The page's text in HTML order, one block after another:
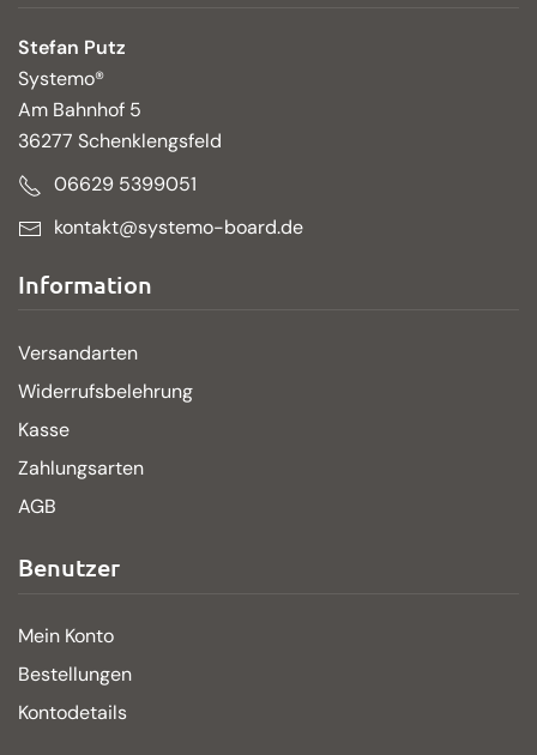
Stefan Putz
Systemo®
Am Bahnhof 5
36277 Schenklengsfeld
06629 5399051
kontakt@systemo-board.de
Information
Versandarten
Widerrufsbelehrung
Kasse
Zahlungsarten
AGB
Benutzer
Mein Konto
Bestellungen
Kontodetails